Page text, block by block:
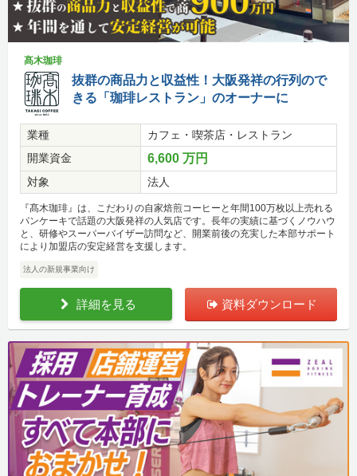
髙木珈琲
抜群の商品力と収益性！大阪発祥の行列ので
きる「珈琲レストラン」のオーナーに
業種
カフェ・喫茶店・レストラン
開業資金
6,600 万円
対象 法人
『髙木珈琲』は、こだわりの自家焙煎コーヒーと年間100万枚以上売れる
パンケーキで話題の大阪発祥の人気店です。長年の実績に基づくノウハウ
と、研修やスーパーバイザー訪問など、開業前後の充実した本部サポート
により加盟店の安定経営を支援します。
法人の新規事業向け
詳細を見る 資料ダウンロード